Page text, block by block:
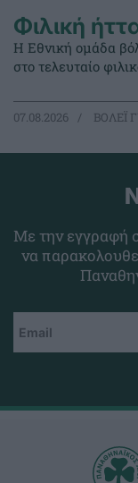
Φιλική
Η Εθνική ομάδα
στο τελευταίο
07.08.2026 ΒΟΛΕΪ
Με την εγγραφή
να